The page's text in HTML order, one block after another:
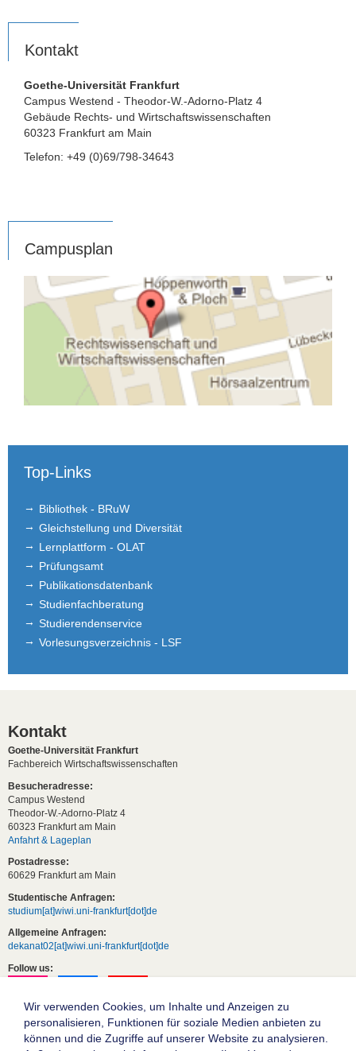
Kontakt
Goethe-Universität Frankfurt
Campus Westend - Theodor-W.-Adorno-Platz 4
Gebäude Rechts- und Wirtschaftswissenschaften
60323 Frankfurt am Main
Telefon: +49 (0)69/798-34643
Campusplan
Top-Links
Bibliothek - BRuW
Gleichstellung und Diversität
Lernplattform - OLAT
Prüfungsamt
Publikationsdatenbank
Studienfachberatung
Studierendenservice
Vorlesungsverzeichnis - LSF
Kontakt
Goethe-Universität Frankfurt
Fachbereich Wirtschaftswissenschaften
Besucheradresse:
Campus Westend
Theodor-W.-Adorno-Platz 4
60323 Frankfurt am Main
Anfahrt & Lageplan
Postadresse:
60629 Frankfurt am Main
Studentische Anfragen:
studium[at]wiwi.uni-frankfurt[dot]de
Allgemeine Anfragen:
dekanat02[at]wiwi.uni-frankfurt[dot]de
Follow us:
Wir verwenden Cookies, um Inhalte und Anzeigen zu
personalisieren, Funktionen für soziale Medien anbieten zu
können und die Zugriffe auf unserer Website zu analysieren.